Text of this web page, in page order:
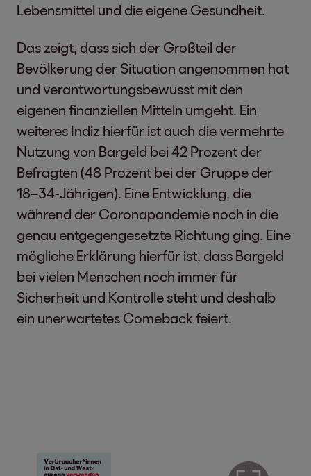
Lebensmittel und die eigene Gesundheit.
Das zeigt, dass sich der Großteil der
Bevölkerung der Situation angenommen hat
und verantwortungsbewusst mit den
eigenen finanziellen Mitteln umgeht. Ein
weiteres Indiz hierfür ist auch die vermehrte
Nutzung von Bargeld bei 42 Prozent der
Befragten (48 Prozent bei der Gruppe der
18–34-Jährigen). Eine Entwicklung, die
während der Coronapandemie noch in die
genau entgegengesetzte Richtung ging. Eine
mögliche Erklärung hierfür ist, dass Bargeld
bei vielen Menschen noch immer für
Sicherheit und Kontrolle steht und deshalb
ein unerwartetes Comeback feiert.